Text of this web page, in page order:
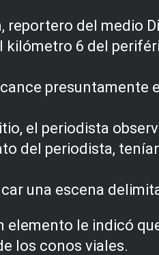
reportero del medio
kilómetro 6 del
presuntamente
el periodista
del periodista,
una escena
elemento le indicó
los conos viales.